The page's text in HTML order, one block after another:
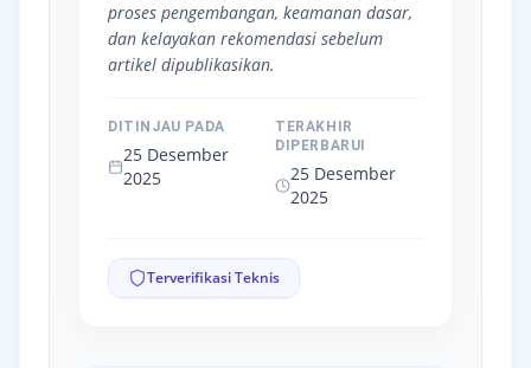
proses pengembangan, keamanan dasar,
dan kelayakan rekomendasi sebelum
artikel dipublikasikan.
DITINJAU PADA
25 Desember
2025
TERAKHIR
DIPERBARUI
25 Desember
2025
Terverifikasi Teknis